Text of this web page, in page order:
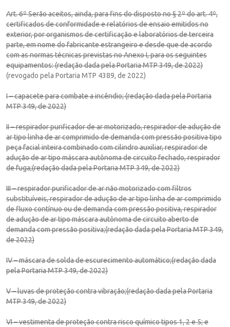
Art. 6º Serão aceitos, ainda, para fins do disposto no § 2º do art. 4º,
certificados de conformidade e relatórios de ensaio emitidos no
exterior, por organismos de certificação e laboratórios de terceira
parte, em nome do fabricante estrangeiro e desde que de acordo
com as normas técnicas previstas no Anexo I, para os seguintes
equipamentos: (redação dada pela Portaria MTP 349, de 2022)
(revogado pela Portaria MTP 4389, de 2022)
I – capacete para combate a incêndio; (redação dada pela Portaria
MTP 349, de 2022)
II – respirador purificador de ar motorizado, respirador de adução de
ar tipo linha de ar comprimido de demanda com pressão positiva tipo
peça facial inteira combinado com cilindro auxiliar, respirador de
adução de ar tipo máscara autônoma de circuito fechado, respirador
de fuga;(redação dada pela Portaria MTP 349, de 2022)
III – respirador purificador de ar não motorizado com filtros
substituíveis, respirador de adução de ar tipo linha de ar comprimido
de fluxo contínuo ou de demanda com pressão positiva, respirador
de adução de ar tipo máscara autônoma de circuito aberto de
demanda com pressão positiva;(redação dada pela Portaria MTP 349,
de 2022)
IV – máscara de solda de escurecimento automático;(redação dada
pela Portaria MTP 349, de 2022)
V – luvas de proteção contra vibração;(redação dada pela Portaria
MTP 349, de 2022)
VI – vestimenta de proteção contra risco químico tipos 1, 2 e 5; e